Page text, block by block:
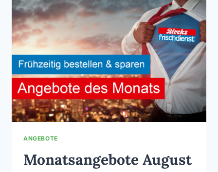
ANGEBOTE
Monatsangebote August